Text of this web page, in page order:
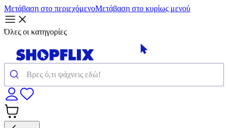
Μετάβαση στο περιεχόμενοΜετάβαση στο κυρίως μενού
Όλες οι κατηγορίες